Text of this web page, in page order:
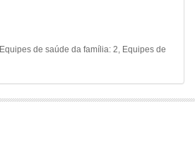
Equipes de saúde da família: 2, Equipes de